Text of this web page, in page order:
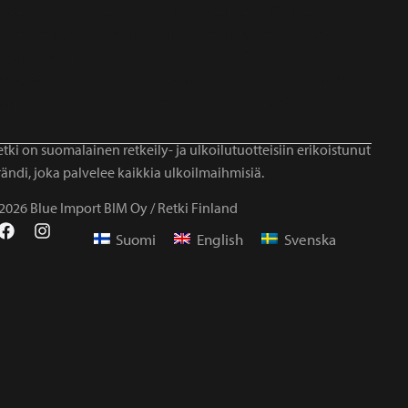
on suomalainen retkeily- ja ulkoilutuotteisiin erikoistunut
joka palvelee kaikkia ulkoilmaihmisiä.
Blue Import BIM Oy / Retki Finland
Suomi English Svenska